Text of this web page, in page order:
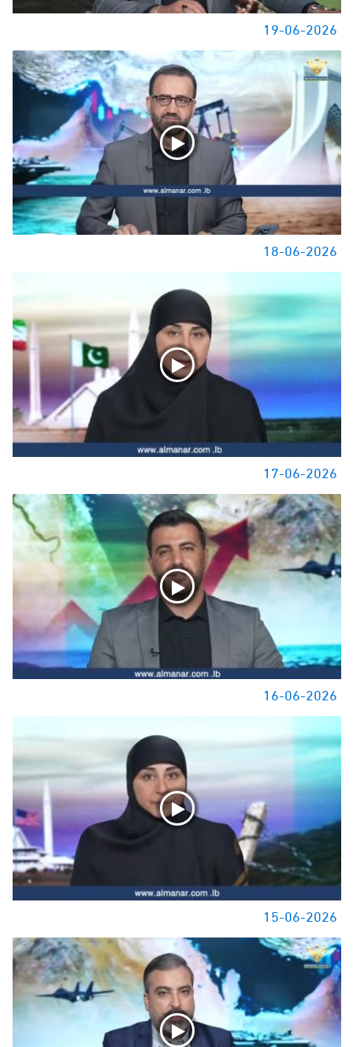
19-06-2026
18-06-2026
17-06-2026
16-06-2026
15-06-2026